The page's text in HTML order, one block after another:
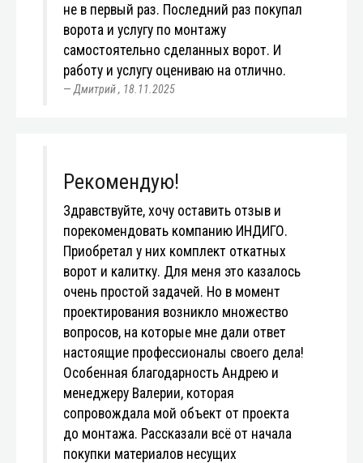
не в первый раз. Последний раз покупал
ворота и услугу по монтажу
самостоятельно сделанных ворот. И
работу и услугу оцениваю на отлично.
Дмитрий, 18.11.2025
Рекомендую!
Здравствуйте, хочу оставить отзыв и
порекомендовать компанию ИНДИГО.
Приобретал у них комплект откатных
ворот и калитку. Для меня это казалось
очень простой задачей. Но в момент
проектирования возникло множество
вопросов, на которые мне дали ответ
настоящие профессионалы своего дела!
Особенная благодарность Андрею и
менеджеру Валерии, которая
сопровождала мой объект от проекта
до монтажа. Рассказали всё от начала
покупки материалов несущих